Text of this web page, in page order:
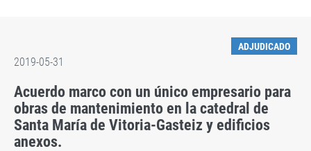
ADJUDICADO
2019-05-31
Acuerdo marco con un único empresario para
obras de mantenimiento en la catedral de
Santa María de Vitoria-Gasteiz y edificios
anexos.